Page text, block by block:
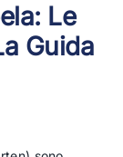
Le
Guida